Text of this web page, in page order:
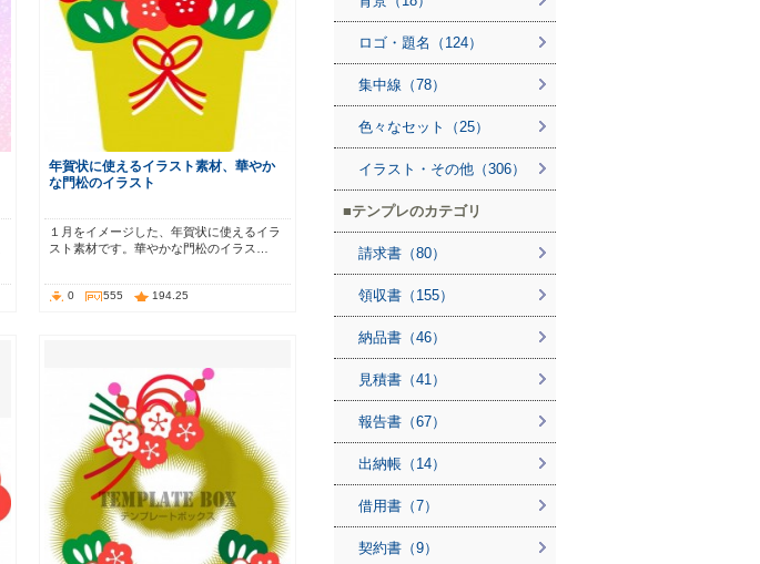
年賀状に使えるイラスト素材、華やか
な門松のイラスト
１月をイメージした、年賀状に使えるイラ
スト素材です。華やかな門松のイラス…
0 555 194.25
ロゴ・題名（124）
集中線（78）
色々なセット（25）
イラスト・その他（306）
テンプレのカテゴリ
請求書（80）
領収書（155）
納品書（46）
見積書（41）
報告書（67）
出納帳（14）
借用書（7）
契約書（9）